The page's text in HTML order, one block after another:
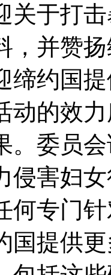
关于打
，并赞
缔约国
动的效
。委员
侵害妇
何专门
国提供